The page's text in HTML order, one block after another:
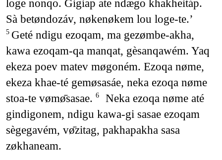
loge nonqo. Gigiap ate ndægo khakheitáp.
Sà betøndozáv, nøkenøkem lou loge-te.’
5 Geté ndigu ezoqam, ma gezømbe-akha,
kawa ezoqam-qa manqat, gèsanqawém. Yaq
ekeza poev matev møgoném. Ezoqa nøme,
ekeza khae-té gemøsasáe, neka ezoqa nøme
stoa-te vømø̄sasae. 6
Neka ezoqa nøme até
gindigonem, ndigu kawa-gi sasae ezoqam
sègegavém, vø̄zitag, pakhapakha sasa
zøkhaneam.